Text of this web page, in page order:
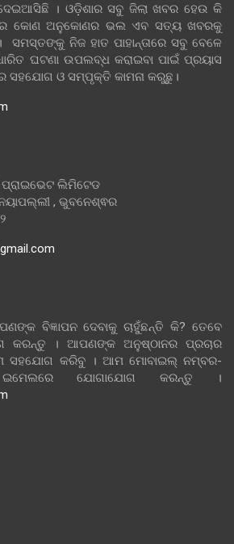
। ଓଡ଼ିଶାର ସବୁ ଜିଲା ଖବର ହେଉ କି
କୋଣ ଅନୁକୋଣର ଭଲ ଏବ ସତ୍ୟ ଖବରକୁ
ସମସ୍ତଙ୍କୁ ନିଜ ହାତ ପାହାନ୍ତାରେ ସବୁ ବେଳେ
ଘଟଣା ଉପଲବ୍ଧ କରାଇବା ପାଇଁ ପ୍ରୟାସ
ସହଯୋଗ ଓ ସମ୍ପୃକ୍ତି କାମନା କରୁଛୁ।
ଲିମିଟେଡ
, ଭୁବନେଶ୍ଵର
ବିଜ୍ଞାପନ ଦେବାକୁ ଚାହୁଁଛନ୍ତି କି? ତେବେ
କରନ୍ତୁ । ଆପଣଙ୍କ ଅନୁଷ୍ଠାନର ପ୍ରଚାର
ସହଯୋଗ କରିବୁ । ଆମ ମୋବାଇଲ୍ ନମ୍ବର-
ଇମେଲରେ ଯୋଗାଯୋଗ କରନ୍ତୁ ।